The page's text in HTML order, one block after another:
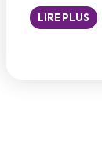
LIRE PLUS